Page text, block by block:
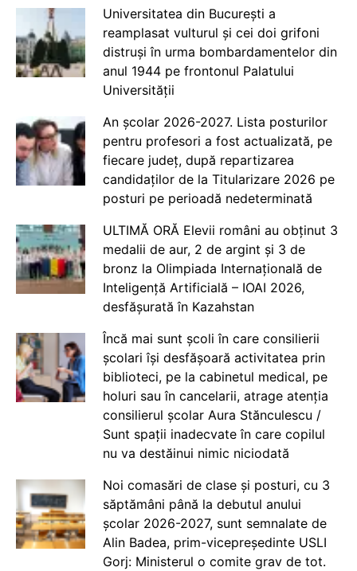
Universitatea din București a
reamplasat vulturul și cei doi grifoni
distruși în urma bombardamentelor din
anul 1944 pe frontonul Palatului
Universității
An școlar 2026-2027. Lista posturilor
pentru profesori a fost actualizată, pe
fiecare județ, după repartizarea
candidaților de la Titularizare 2026 pe
posturi pe perioadă nedeterminată
ULTIMĂ ORĂ Elevii români au obținut 3
medalii de aur, 2 de argint și 3 de
bronz la Olimpiada Internațională de
Inteligență Artificială – IOAI 2026,
desfășurată în Kazahstan
Încă mai sunt școli în care consilierii
școlari își desfășoară activitatea prin
biblioteci, pe la cabinetul medical, pe
holuri sau în cancelarii, atrage atenția
consilierul școlar Aura Stănculescu /
Sunt spații inadecvate în care copilul
nu va destăinui nimic niciodată
Noi comasări de clase și posturi, cu 3
săptămâni până la debutul anului
școlar 2026-2027, sunt semnalate de
Alin Badea, prim-vicepreședinte USLI
Gorj: Ministerul o comite grav de tot.